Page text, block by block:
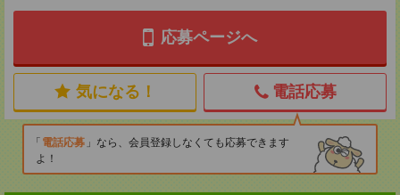
応募ページへ
気になる！ 電話応募
電話応募
なら、会員登録しなくても応募できます
よ！